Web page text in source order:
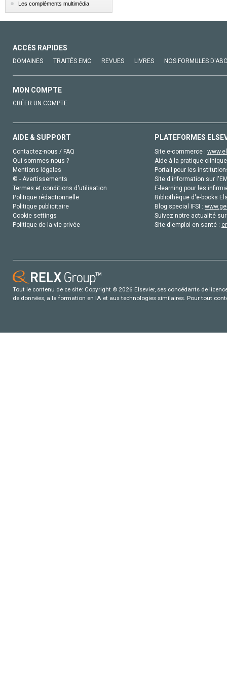
Les compléments multimédia
ACCÈS RAPIDES
DOMAINES TRAITÉS EMC REVUES LIVRES NOS FORMULES
MON COMPTE
CRÉER UN COMPTE
AIDE & SUPPORT
Contactez-nous / FAQ
Qui sommes-nous ?
Mentions légales
© - Avertissements
Termes et conditions d'utilisation
Politique rédactionnelle
Politique publicitaire
Cookie settings
Politique de la vie privée
PLATEFORMES
Site e-commerce :
Aide à la pratique
Portail pour les
Site d'information sur
E-learning pour les
Bibliothèque d'e-books
Blog special IFSI :
Suivez notre actualité
Site d'emploi en santé :
Tout le contenu de ce site: Copyright © 2026 Elsevier, ses concédants de
de données, a la formation en IA et aux technologies similaires. Pour tout